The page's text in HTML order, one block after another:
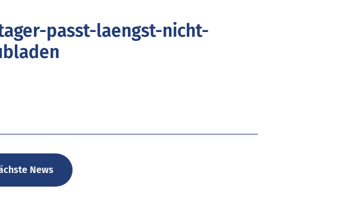
passt-laengst-nicht-
News